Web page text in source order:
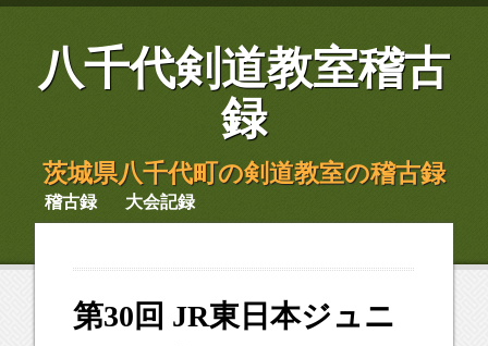
八千代剣道教室稽古
録
茨城県八千代町の剣道教室の稽古録
稽古録 大会記録
第30回 JR東日本ジュニ